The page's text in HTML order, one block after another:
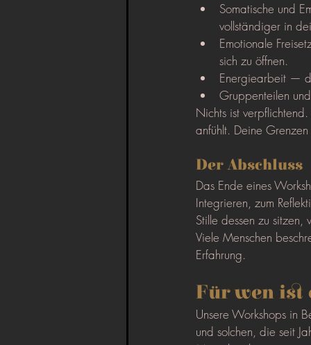
Somatische und
vollständiger in
Emotionale
sich zu öffnen.
Energiearbeit —
Gruppenteilen
Nichts ist
anfühlt. Deine
Der Abschluss
Das Ende eines
Integrieren, zum
Stille dessen zu sitzen,
Viele Menschen
Erfahrung.
Für wen ist
Unsere Workshops in
und solchen, die seit